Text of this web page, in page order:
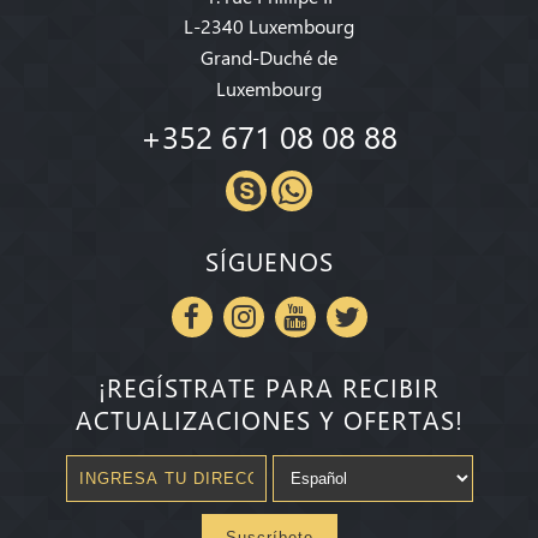
L-2340 Luxembourg
Grand-Duché de
Luxembourg
+352 671 08 08 88
SÍGUENOS
¡REGÍSTRATE PARA RECIBIR
ACTUALIZACIONES Y OFERTAS!